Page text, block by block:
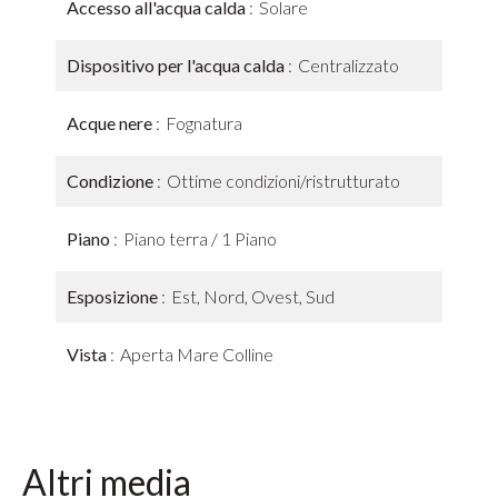
Accesso all'acqua calda Solare
Dispositivo per l'acqua calda Centralizzato
Acque nere Fognatura
Condizione Ottime condizioni/ristrutturato
Piano Piano terra / 1 Piano
Esposizione Est, Nord, Ovest, Sud
Vista Aperta Mare Colline
Altri media